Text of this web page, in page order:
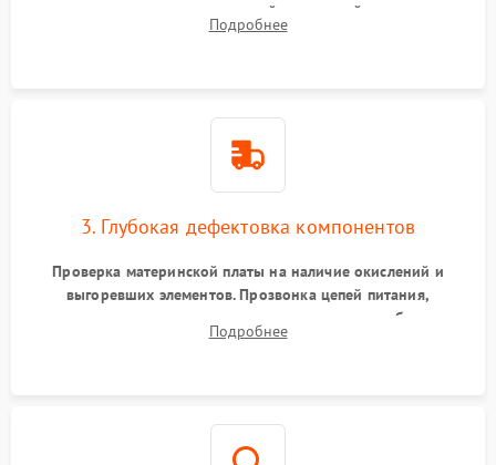
очистка внутренних полостей, шестерней и плат от
скопившейся пыли, волос и шерсти животных с
Подробнее
3. Глубокая дефектовка компонентов
Проверка материнской платы на наличие окислений и
выгоревших элементов. Прозвонка цепей питания,
тестирование приводных моторов колес и турбины
всасывания. Оценка состояния оптических и инфракрасных
Подробнее